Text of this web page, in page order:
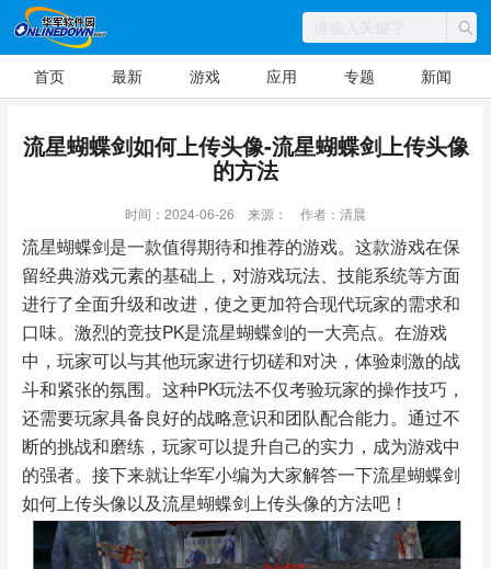
首页 最新 游戏 应用 专题 新闻
流星蝴蝶剑如何上传头像-流星蝴蝶剑上传头像
的方法
时间：2024-06-26 来源： 作者：清晨
流星蝴蝶剑是一款值得期待和推荐的游戏。这款游戏在保
留经典游戏元素的基础上，对游戏玩法、技能系统等方面
进行了全面升级和改进，使之更加符合现代玩家的需求和
口味。激烈的竞技PK是流星蝴蝶剑的一大亮点。在游戏
中，玩家可以与其他玩家进行切磋和对决，体验刺激的战
斗和紧张的氛围。这种PK玩法不仅考验玩家的操作技巧，
还需要玩家具备良好的战略意识和团队配合能力。通过不
断的挑战和磨练，玩家可以提升自己的实力，成为游戏中
的强者。接下来就让华军小编为大家解答一下流星蝴蝶剑
如何上传头像以及流星蝴蝶剑上传头像的方法吧！